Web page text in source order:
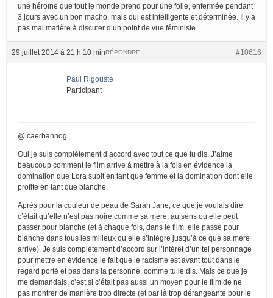
une héroïne que tout le monde prend pour une folle, enfermée pendant
3 jours avec un bon macho, mais qui est intelligente et déterminée. Il y a
pas mal matière à discuter d’un point de vue féministe.
29 juillet 2014 à 21 h 10 min #10616
RÉPONDRE
Paul Rigouste
Participant
@ caerbannog
Oui je suis complètement d’accord avec tout ce que tu dis. J’aime
beaucoup comment le film arrive à mettre à la fois en évidence la
domination que Lora subit en tant que femme et la domination dont elle
profite en tant que blanche.
Après pour la couleur de peau de Sarah Jane, ce que je voulais dire
c’était qu’elle n’est pas noire comme sa mère, au sens où elle peut
passer pour blanche (et à chaque fois, dans le film, elle passe pour
blanche dans tous les milieux où elle s’intègre jusqu’à ce que sa mère
arrive). Je suis complètement d’accord sur l’intérêt d’un tel personnage
pour mettre en évidence le fait que le racisme est avant tout dans le
regard porté et pas dans la personne, comme tu le dis. Mais ce que je
me demandais, c’est si c’était pas aussi un moyen pour le film de ne
pas montrer de manière trop directe (et par là trop dérangeante pour le